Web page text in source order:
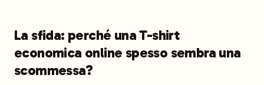
La sfida: perché una T-shirt
economica online spesso sembra una
scommessa?